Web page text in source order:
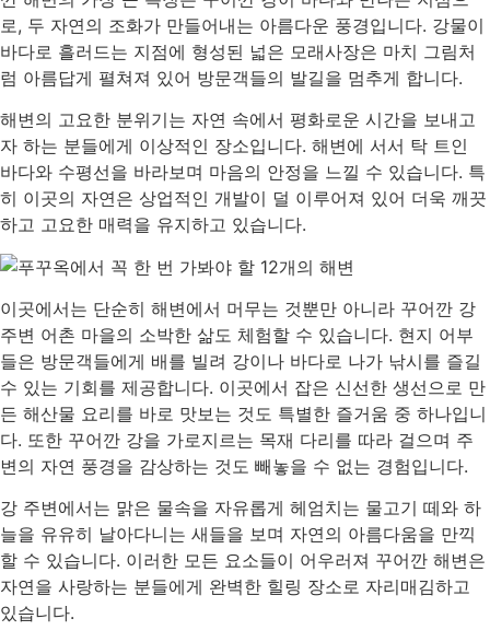
로, 두 자연의 조화가 만들어내는 아름다운 풍경입니다. 강물이
바다로 흘러드는 지점에 형성된 넓은 모래사장은 마치 그림처
럼 아름답게 펼쳐져 있어 방문객들의 발길을 멈추게 합니다.
해변의 고요한 분위기는 자연 속에서 평화로운 시간을 보내고
자 하는 분들에게 이상적인 장소입니다. 해변에 서서 탁 트인
바다와 수평선을 바라보며 마음의 안정을 느낄 수 있습니다. 특
히 이곳의 자연은 상업적인 개발이 덜 이루어져 있어 더욱 깨끗
하고 고요한 매력을 유지하고 있습니다.
이곳에서는 단순히 해변에서 머무는 것뿐만 아니라 꾸어깐 강
주변 어촌 마을의 소박한 삶도 체험할 수 있습니다. 현지 어부
들은 방문객들에게 배를 빌려 강이나 바다로 나가 낚시를 즐길
수 있는 기회를 제공합니다. 이곳에서 잡은 신선한 생선으로 만
든 해산물 요리를 바로 맛보는 것도 특별한 즐거움 중 하나입니
다. 또한 꾸어깐 강을 가로지르는 목재 다리를 따라 걸으며 주
변의 자연 풍경을 감상하는 것도 빼놓을 수 없는 경험입니다.
강 주변에서는 맑은 물속을 자유롭게 헤엄치는 물고기 떼와 하
늘을 유유히 날아다니는 새들을 보며 자연의 아름다움을 만끽
할 수 있습니다. 이러한 모든 요소들이 어우러져 꾸어깐 해변은
자연을 사랑하는 분들에게 완벽한 힐링 장소로 자리매김하고
있습니다.